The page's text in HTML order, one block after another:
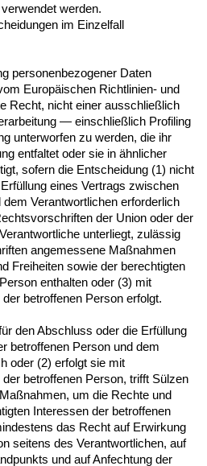
werden.
im Einzelfall
personenbezogener Daten
Europäischen Richtlinien- und
Recht, nicht einer ausschließlich
— einschließlich Profiling
unterworfen zu werden, die ihr
entfaltet oder sie in ähnlicher
sofern die Entscheidung (1) nicht
eines Vertrags zwischen
Verantwortlichen erforderlich
der Union oder der
unterliegt, zulässig
angemessene Maßnahmen
Freiheiten sowie der berechtigten
enthalten oder (3) mit
betroffenen Person erfolgt.
den Abschluss oder die Erfüllung
betroffenen Person und dem
oder (2) erfolgt sie mit
betroffenen Person, trifft Sülzen
um die Rechte und
Interessen der betroffenen
das Recht auf Erwirkung
seitens des Verantwortlichen, auf
und auf Anfechtung der